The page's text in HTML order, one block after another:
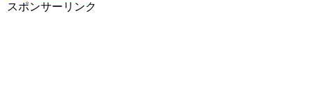
スポンサーリンク